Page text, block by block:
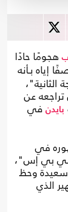
هجومًا حادًا
إياه بـأنه
عن
بايدن في
في
"سي بي إس"،
سعيدة وحظ
الذي